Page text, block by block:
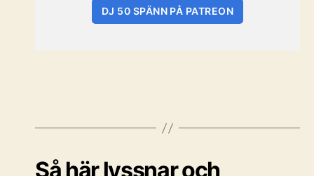
DJ 50 SPÄNN PÅ PATREON
Så här lyssnar och